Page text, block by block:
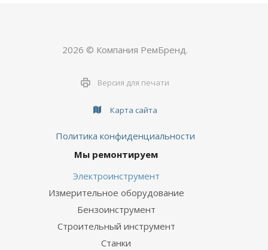
2026 © Компания РемБренд.
Версия для печати
Карта сайта
Политика конфиденциальности
Мы ремонтируем
Электроинструмент
Измерительное оборудование
Бензоинструмент
Строительный инструмент
Станки